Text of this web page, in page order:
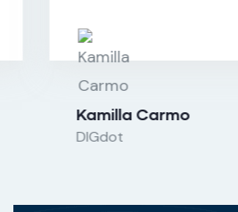
Kamilla Carmo
DIGdot